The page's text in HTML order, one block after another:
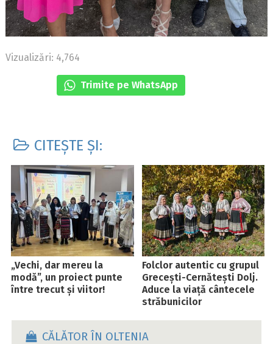
Vizualizări: 4,764
Trimite pe WhatsApp
CITEȘTE ȘI:
„Vechi, dar mereu la
modă”, un proiect punte
între trecut și viitor!
Folclor autentic cu grupul
Grecești-Cernătești Dolj.
Aduce la viață cântecele
străbunicilor
CĂLĂTOR ÎN OLTENIA